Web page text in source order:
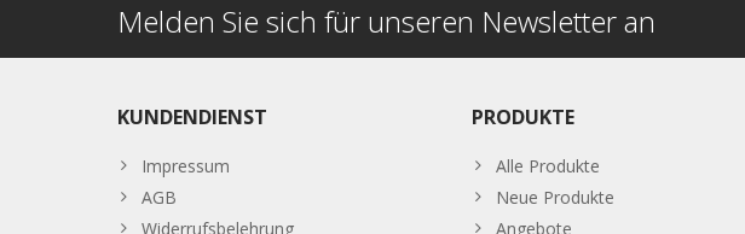
Melden Sie sich für unseren Newsletter an
KUNDENDIENST
Impressum
AGB
Widerrufsbelehrung
PRODUKTE
Alle Produkte
Neue Produkte
Angebote